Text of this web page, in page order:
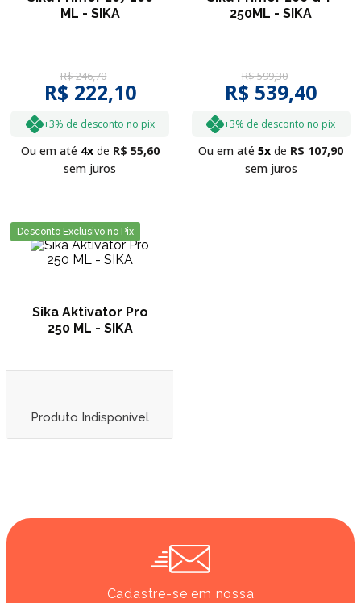
ML - SIKA
R$246,70
R$ 222,10
+3% de desconto no pix
Ou em até 4 R$ 55,60
sem juros
250ML - SIKA
R$599,30
R$ 539,40
+3% de desconto no pix
Ou em até5 R$ 107,90
sem juros
Desconto Exclusivo no Pix
Sika Aktivator Pro
250 ML - SIKA
Produto Indisponível
Cadastre-se em nossa